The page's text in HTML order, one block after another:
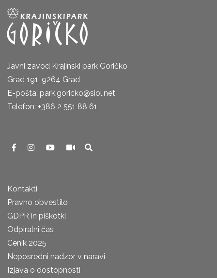
Javni zavod Krajinski park Goričko
Grad 191, 9264 Grad
E-pošta: park.goricko@siol.net
Telefon: +386 2 551 88 61
Kontakti
Pravno obvestilo
GDPR in piškotki
Odpiralni čas
Cenik 2025
Neposredni nadzor v naravi
Izjava o dostopnosti